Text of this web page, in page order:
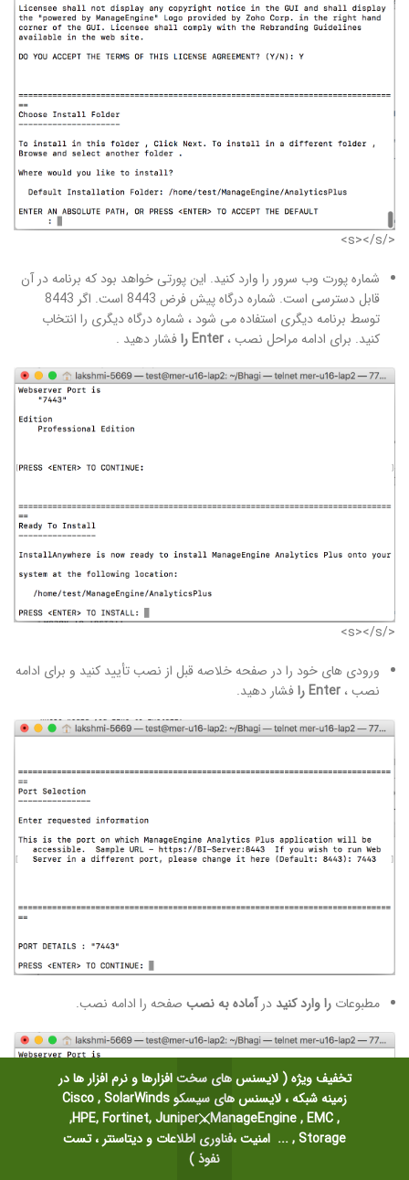
تخفیف ویژه ( لایسنس های سخت افزارها و نرم افزار ها در
زمینه شبکه ، لایسنس های سیسکو Cisco , SolarWinds
,HPE, Fortinet, Juniper ، ManageEngine , EMC ,
Storage , ... امنیت ،فناوری اطلاعات و دیتاسنتر ، تست
نفوذ )
</s></s>
شماره پورت وب سرور را وارد کنید. این پورتی خواهد بود که برنامه در آن
قابل دسترسی است. شماره درگاه پیش فرض 8443 است. اگر 8443
توسط برنامه دیگری استفاده می شود ، شماره درگاه دیگری را انتخاب
کنید. برای ادامه مراحل نصب ، Enter را فشار دهید .
</s></s>
ورودی های خود را در صفحه خلاصه قبل از نصب تأیید کنید و برای ادامه
نصب ، Enter را فشار دهید.
مطبوعات را وارد کنید درآماده به نصب صفحه را ادامه نصب.